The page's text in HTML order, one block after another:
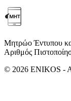
Μητρώο Έντυπου
Αριθμός
© 2026 ENIKOS -